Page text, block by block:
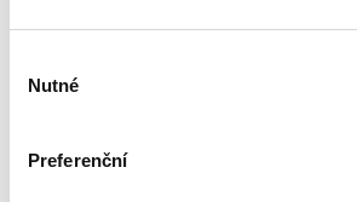
souhlasu
Nutné
Preferenční